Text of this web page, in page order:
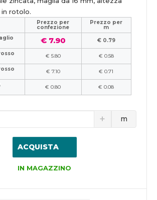
in rotolo.
Prezzo per
confezione
Prezzo per
m
€ 7.90
€ 0.79
€ 5.80
€ 0.58
€ 7.10
€ 0.71
€ 0.80 € 0.08
m
ACQUISTA
IN MAGAZZINO